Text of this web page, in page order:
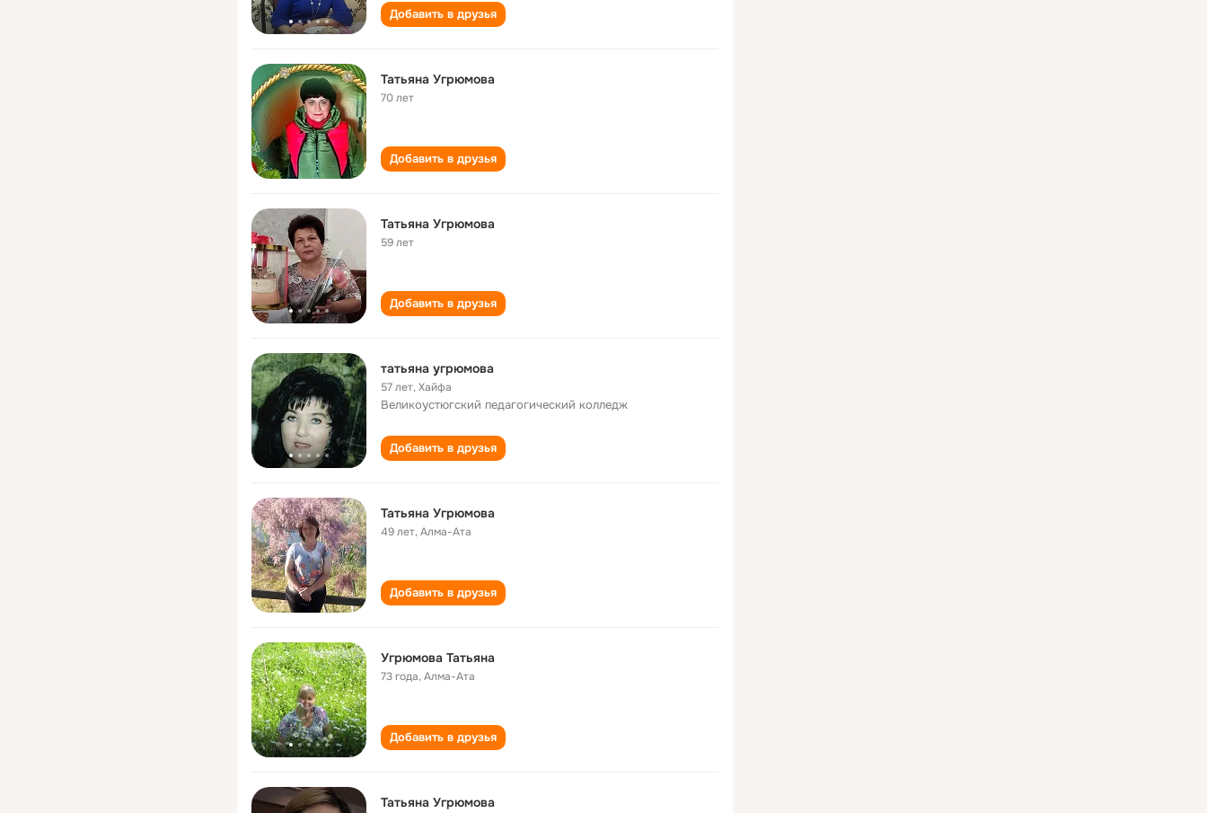
Добавить в друзья
Татьяна Угрюмова
70 лет
Добавить в друзья
Татьяна Угрюмова
59 лет
Добавить в друзья
татьяна угрюмова
57 лет,Хайфа
Великоустюгский педагогический колледж
Добавить в друзья
Татьяна Угрюмова
49 лет,Алма-Ата
Добавить в друзья
Угрюмова Татьяна
73 года,Алма-Ата
Добавить в друзья
Татьяна Угрюмова